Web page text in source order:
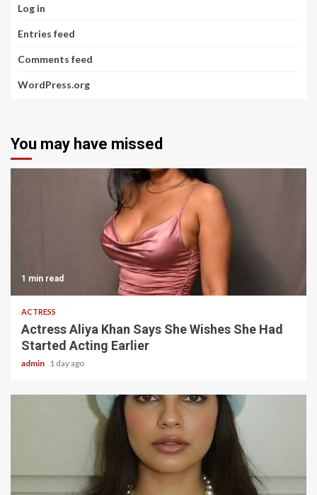
Log in
Entries feed
Comments feed
WordPress.org
You may have missed
1 min read
ACTRESS
Actress Aliya Khan Says She Wishes She Had
Started Acting Earlier
admin 1 day ago